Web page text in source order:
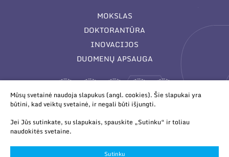
MOKSLAS
DOKTORANTŪRA
INOVACIJOS
DUOMENŲ APSAUGA
© 2026 Valstybinis mokslinių tyrimų institutas Fizinių ir
technologijos mokslų centras. Duomenys kaupiami ir saugomi
Mūsų svetainė naudoja slapukus (angl. cookies). Šie slapukai yra
būtini, kad veiktų svetainė, ir negali būti išjungti.
Jei Jūs sutinkate, su slapukais, spauskite „Sutinku“ ir toliau
naudokitės svetaine.
Sutinku